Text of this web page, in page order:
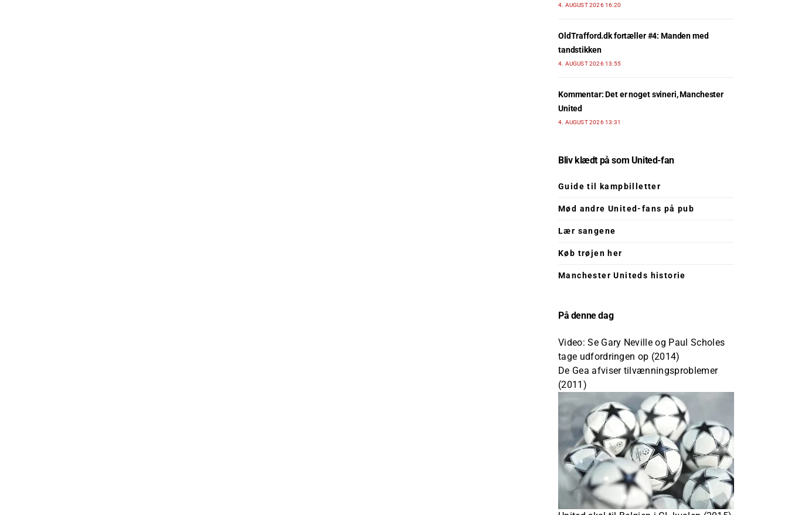
4. AUGUST 2026 16:20
OldTrafford.dk fortæller #4: Manden med
tandstikken
4. AUGUST 2026 13:55
Kommentar: Det er noget svineri, Manchester
United
4. AUGUST 2026 13:31
Bliv klædt på som United-fan
Guide til kampbilletter
Mød andre United-fans på pub
Lær sangene
Køb trøjen her
Manchester Uniteds historie
På denne dag
Video: Se Gary Neville og Paul Scholes
tage udfordringen op (2014)
De Gea afviser tilvænningsproblemer
(2011)